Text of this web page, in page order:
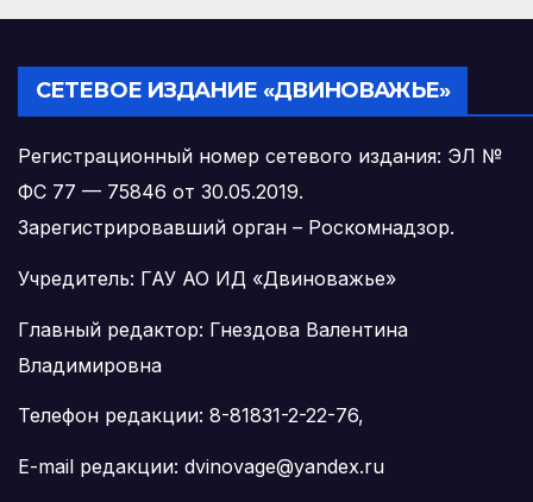
СЕТЕВОЕ ИЗДАНИЕ «ДВИНОВАЖЬЕ»
Регистрационный номер сетевого издания: ЭЛ №
ФС 77 — 75846 от 30.05.2019.
Зарегистрировавший орган – Роскомнадзор.
Учредитель: ГАУ АО ИД «Двиноважье»
Главный редактор: Гнездова Валентина
Владимировна
Телефон редакции: 8-81831-2-22-76,
E-mail редакции: dvinovage@yandex.ru